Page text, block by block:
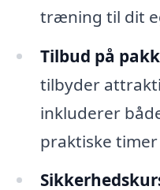
træning til dit
Tilbud på
tilbyder
inkluderer
praktiske